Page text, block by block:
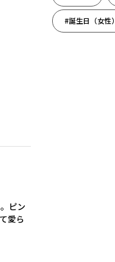
ピン
愛ら
#誕生日（女性